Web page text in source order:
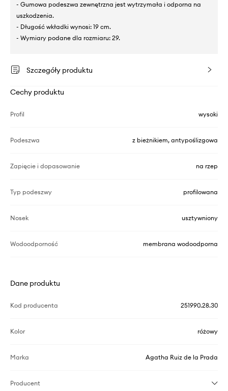
- Gumowa podeszwa zewnętrzna jest wytrzymała i odporna na
uszkodzenia.
- Długość wkładki wynosi: 19 cm.
- Wymiary podane dla rozmiaru: 29.
Szczegóły produktu
Cechy produktu
Profil wysoki
Podeszwa z bieżnikiem, antypoślizgowa
Zapięcie i dopasowanie na rzep
Typ podeszwy profilowana
Nosek usztywniony
Wodoodporność membrana wodoodporna
Dane produktu
Kod producenta 251990.28.30
Kolor różowy
Marka Agatha Ruiz de la Prada
Producent